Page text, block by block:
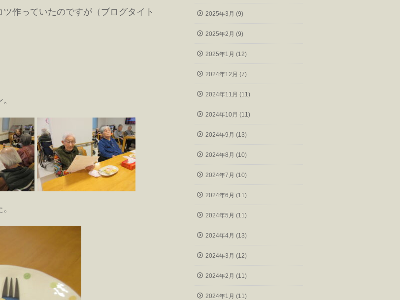
作っていたのですが（ブログタイト
2025年3月 (9)
2025年2月 (9)
2025年1月 (12)
2024年12月 (7)
2024年11月 (11)
2024年10月 (11)
2024年9月 (13)
2024年8月 (10)
2024年7月 (10)
2024年6月 (11)
2024年5月 (11)
2024年4月 (13)
2024年3月 (12)
2024年2月 (11)
2024年1月 (11)